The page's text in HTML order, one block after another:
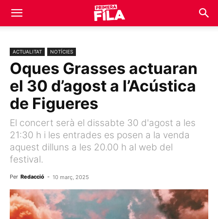
ACTUALITAT NOTÍCIES
Oques Grasses actuaran
el 30 d’agost a l’Acústica
de Figueres
El concert serà el dissabte 30 d'agost a les
21:30 h i les entrades es posen a la venda
aquest dilluns a les 20.00 h al web del
festival.
Per Redacció - 10 març, 2025